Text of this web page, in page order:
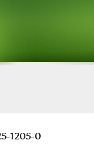
1205-0